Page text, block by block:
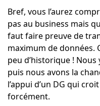
Bref, vous l’aurez
pas au business mais
faut faire preuve de
maximum de données.
peu d’historique !
puis nous avons la
l’appui d’un DG qui
forcément.